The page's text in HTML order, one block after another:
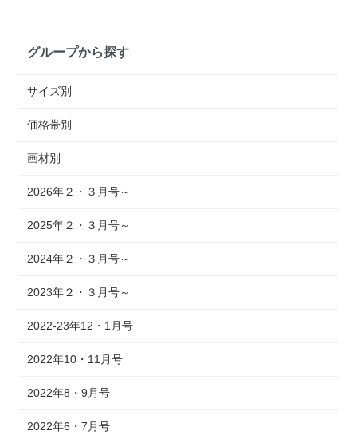
グループから探す
サイズ別
価格帯別
画材別
2026年２・３月号～
2025年２・３月号～
2024年２・３月号～
2023年２・３月号～
2022-23年12・1月号
2022年10・11月号
2022年8・9月号
2022年6・7月号